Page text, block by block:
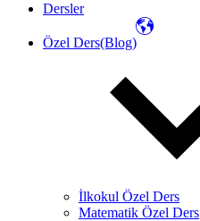
Dersler
Özel Ders(Blog)
İlkokul Özel Ders
Matematik Özel Ders